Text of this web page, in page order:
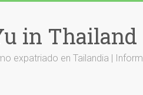
in Thailand
expatriado en Tailandia |